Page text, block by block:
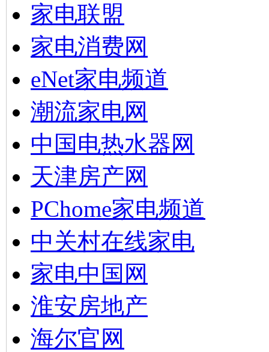
家电联盟
家电消费网
eNet家电频道
潮流家电网
中国电热水器网
天津房产网
PChome家电频道
中关村在线家电
家电中国网
淮安房地产
海尔官网